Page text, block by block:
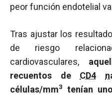
peor función endotelial
Tras ajustar los
de riesgo
cardiovasculares,
recuentos de CD4
células/mm3
tenían